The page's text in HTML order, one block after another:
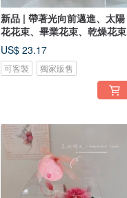
新品 | 帶著光向前邁進、太陽
花花束、畢業花束、乾燥花束
US$ 23.17
可客製 獨家販售